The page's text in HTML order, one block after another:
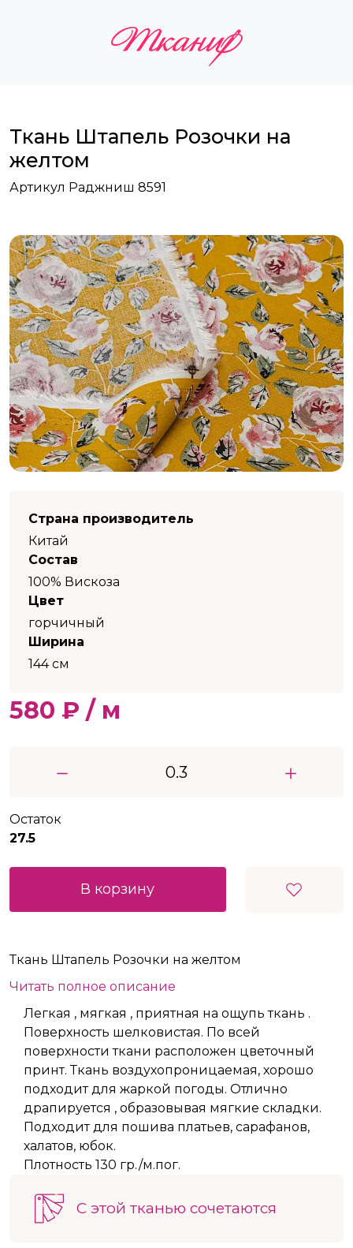
Ткань Штапель Розочки на
желтом
Артикул Раджниш 8591
Страна производитель
Китай
Состав
100% Вискоза
Цвет
горчичный
Ширина
144 см
580 ₽ / м
Остаток
27.5
В корзину
Ткань Штапель Розочки на желтом
Читать полное описание
Легкая , мягкая , приятная на ощупь ткань .
Поверхность шелковистая. По всей
поверхности ткани расположен цветочный
принт. Ткань воздухопроницаемая, хорошо
подходит для жаркой погоды. Отлично
драпируется , образовывая мягкие складки.
Подходит для пошива платьев, сарафанов,
халатов, юбок.
Плотность 130 гр./м.пог.
С этой тканью сочетаются